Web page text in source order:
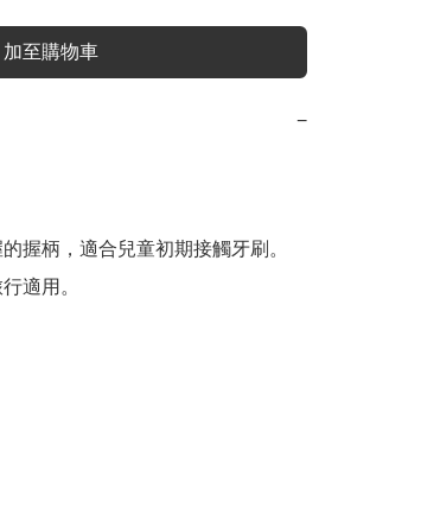
加至購物車
−
握柄，適合兒童初期接觸牙刷。
適用。